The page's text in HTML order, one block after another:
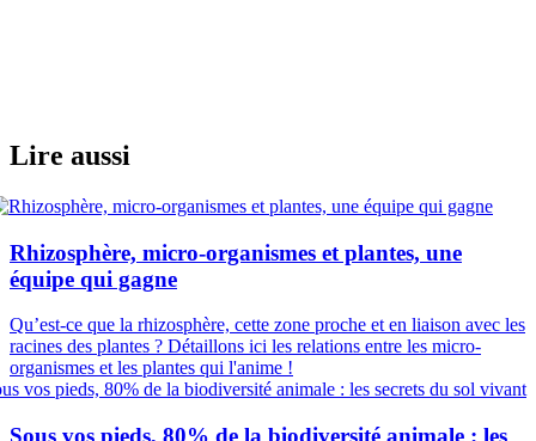
Lire aussi
Rhizosphère, micro-organismes et plantes, une
équipe qui gagne
Qu’est-ce que la rhizosphère, cette zone proche et en liaison avec les
racines des plantes ? Détaillons ici les relations entre les micro-
organismes et les plantes qui l'anime !
Sous vos pieds, 80% de la biodiversité animale : les